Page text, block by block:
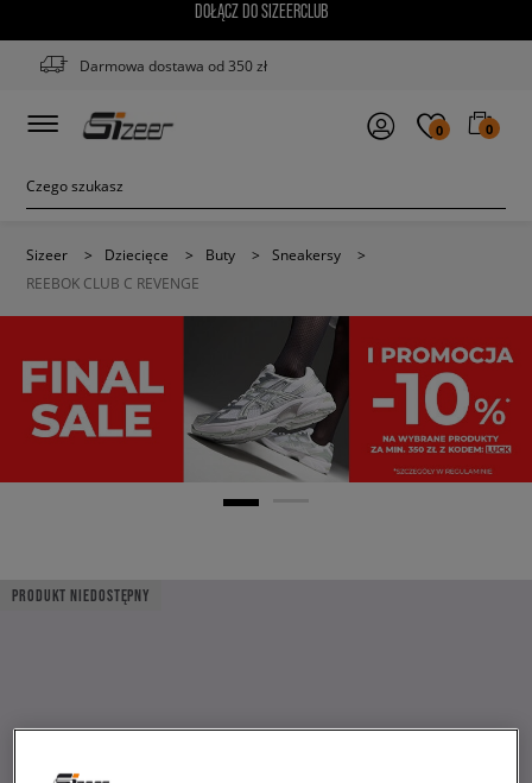
DOŁĄCZ DO SIZEERCLUB
Darmowa dostawa od 350 zł
0 0
Sizeer > Dziecięce > Buty > Sneakersy
>
REEBOK CLUB C REVENGE
PRODUKT NIEDOSTĘPNY